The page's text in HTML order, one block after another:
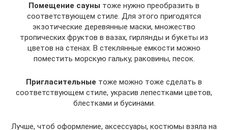
Помещение сауны тоже нужно преобразить в
соответствующем стиле. Для этого пригодятся
экзотические деревянные маски, множество
тропических фруктов в вазах, гирлянды и букеты из
цветов на стенах. В стеклянные емкости можно
поместить морскую гальку, раковины, песок.
Пригласительные тоже можно тоже сделать в
соответствующем стиле, украсив лепестками цветов,
блестками и бусинами.
Лучше, чтоб оформление, аксессуары, костюмы взяла на